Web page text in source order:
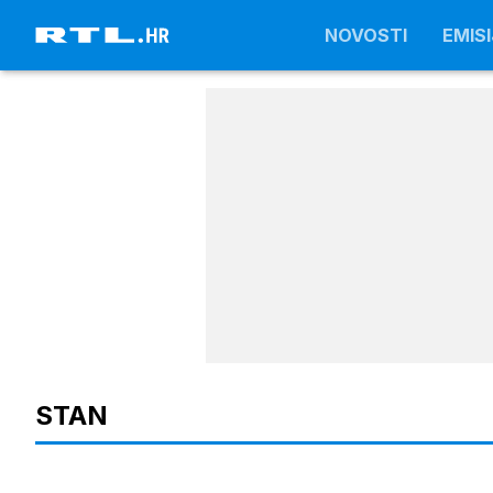
NOVOSTI
STAN
NOVOSTI